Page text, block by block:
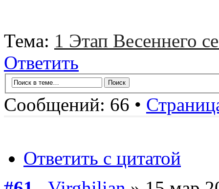
Тема: 1 Этап Весеннего
Ответить
Сообщений: 66 •
Ответить с цитатой